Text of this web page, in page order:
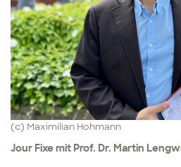
(c) Maximilian Hohmann
Jour Fixe mit Prof. Dr. Martin